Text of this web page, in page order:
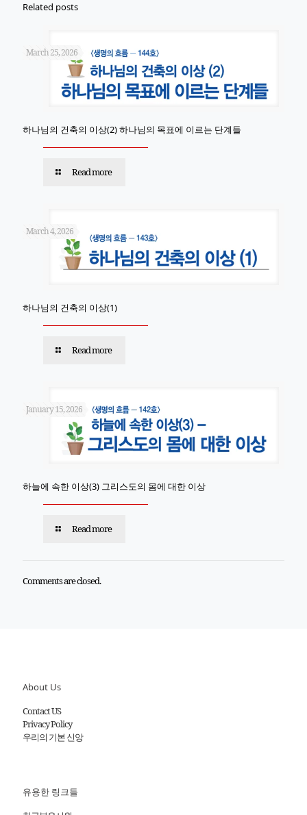
Related posts
March 25, 2026
하나님의 건축의 이상(2) 하나님의 목표에 이르는 단계들
Read more
March 4, 2026
하나님의 건축의 이상(1)
Read more
January 15, 2026
하늘에 속한 이상(3) 그리스도의 몸에 대한 이상
Read more
Comments are closed.
About Us
Contact US
Privacy Policy
우리의 기본 신앙
유용한 링크들